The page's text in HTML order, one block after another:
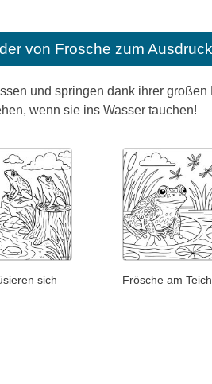
von Frosche zum
und springen dank ihrer
wenn sie ins Wasser tauchen!
sich Frösche am